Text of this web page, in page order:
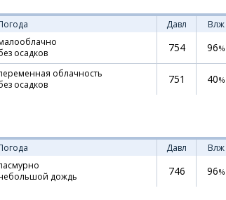
Давл Влж
осадков
754 96%
облачность
осадков
751 40%
Давл Влж
дождь
746 96%